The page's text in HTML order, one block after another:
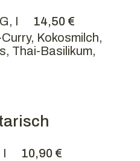
G, I 14,50 €
Kokosmilch,
Thai-Basilikum,
I 10,90 €